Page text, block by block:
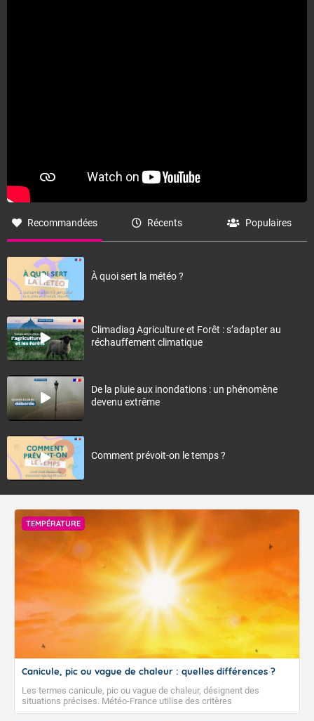
Recommandées Récents Populaires
À quoi sert la météo ?
Climadiag Agriculture et Forêt : s’adapter au
réchauffement climatique
De la pluie aux inondations : un phénomène
devenu extrême
Comment prévoit-on le temps ?
TEMPÉRATURE
Canicule, pic ou vague de chaleur : quelles différences ?
Les termes canicule, pic ou vague de chaleur, désignent des
situations précises. Météo-France utilise des critères
climatologiques pour évaluer et qualifier les épisodes de chaleur qui